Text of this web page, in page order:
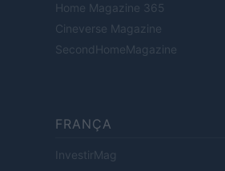
Home Magazine 365
Cineverse Magazine
SecondHomeMagazine
FRANÇA
InvestirMag